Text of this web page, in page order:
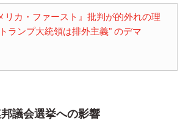
リカ・ファースト』批判が的外れの理
ランプ大統領は排外主義" のデマ
議会選挙への影響